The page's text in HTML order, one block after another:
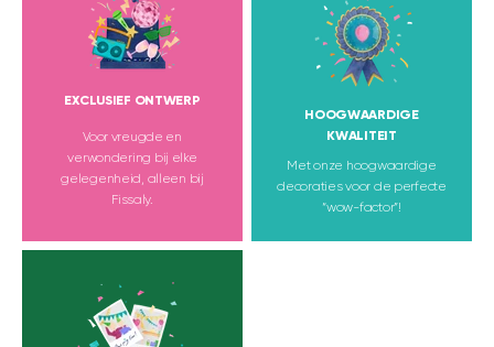
EXCLUSIEF ONTWERP
Voor vreugde en
verwondering bij elke
gelegenheid, alleen bij
Fissaly.
HOOGWAARDIGE
KWALITEIT
Met onze hoogwaardige
decoraties voor de perfecte
“wow-factor”!